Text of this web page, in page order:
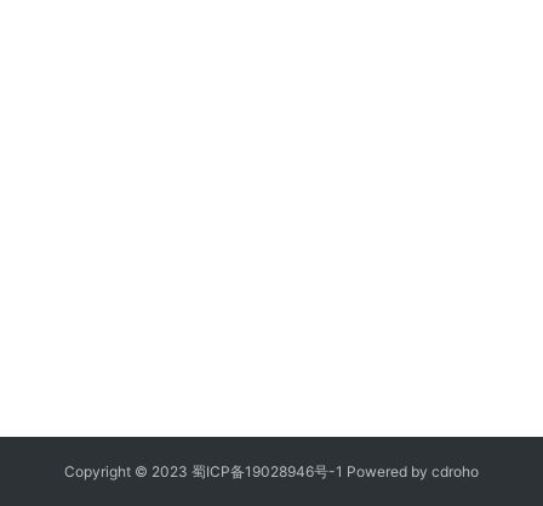
Copyright © 2023 蜀ICP备19028946号-1 Powered by cdroho